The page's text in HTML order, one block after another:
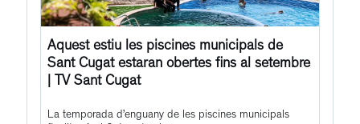
Aquest estiu les piscines municipals de
Sant Cugat estaran obertes fins al setembre
| TV Sant Cugat
La temporada d’enguany de les piscines municipals